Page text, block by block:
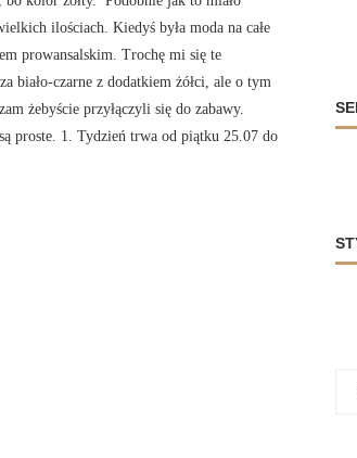
ilościach. Kiedyś była moda na całe
prowansalskim. Trochę mi się te
biało-czarne z dodatkiem żółci, ale o tym
żebyście przyłączyli się do zabawy.
proste. 1. Tydzień trwa od piątku 25.07 do